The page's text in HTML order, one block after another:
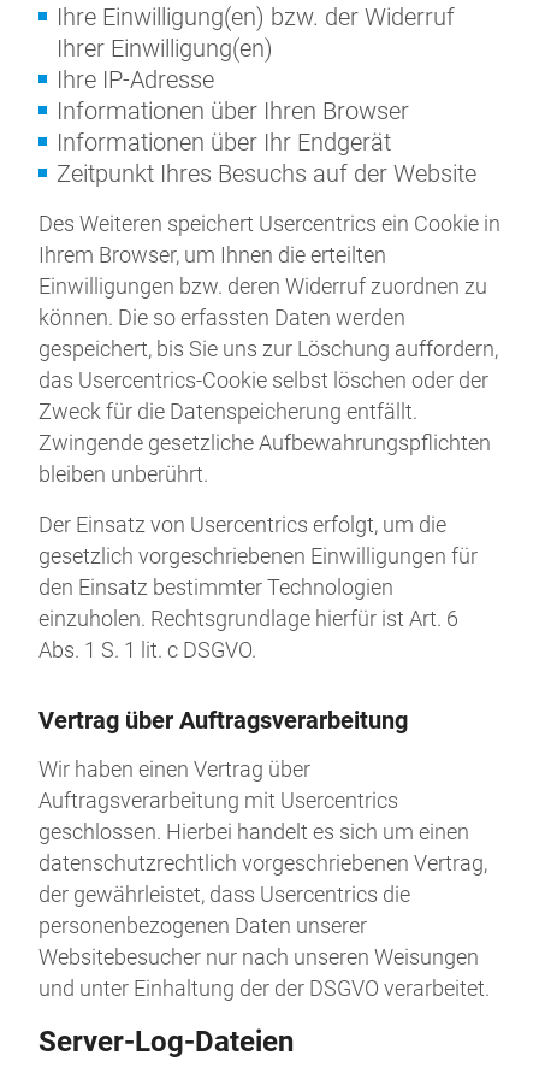
Ihre Einwilligung(en) bzw. der Widerruf
Ihrer Einwilligung(en)
Ihre IP-Adresse
Informationen über Ihren Browser
Informationen über Ihr Endgerät
Zeitpunkt Ihres Besuchs auf der Website
Des Weiteren speichert Usercentrics ein Cookie in
Ihrem Browser, um Ihnen die erteilten
Einwilligungen bzw. deren Widerruf zuordnen zu
können. Die so erfassten Daten werden
gespeichert, bis Sie uns zur Löschung auffordern,
das Usercentrics-Cookie selbst löschen oder der
Zweck für die Datenspeicherung entfällt.
Zwingende gesetzliche Aufbewahrungspflichten
bleiben unberührt.
Der Einsatz von Usercentrics erfolgt, um die
gesetzlich vorgeschriebenen Einwilligungen für
den Einsatz bestimmter Technologien
einzuholen. Rechtsgrundlage hierfür ist Art. 6
Abs. 1 S. 1 lit. c DSGVO.
Vertrag über Auftragsverarbeitung
Wir haben einen Vertrag über
Auftragsverarbeitung mit Usercentrics
geschlossen. Hierbei handelt es sich um einen
datenschutzrechtlich vorgeschriebenen Vertrag,
der gewährleistet, dass Usercentrics die
personenbezogenen Daten unserer
Websitebesucher nur nach unseren Weisungen
und unter Einhaltung der der DSGVO verarbeitet.
Server-Log-Dateien